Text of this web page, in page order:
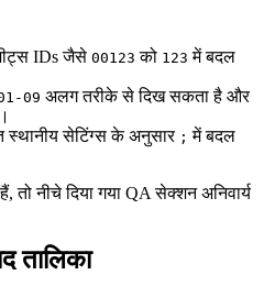
IDs जैसे 00123 को 123 में बदल
09 अलग तरीके से दिख सकता है और
स्थानीय सेटिंग्स के अनुसार ; में बदल
नीचे दिया गया QA सेक्शन अनिवार्य
तालिका